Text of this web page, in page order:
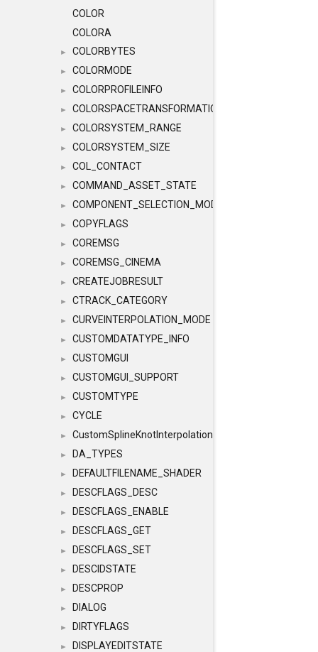
COLOR
COLORA
► COLORBYTES
► COLORMODE
► COLORPROFILEINFO
► COLORSPACETRANSFORMATION
► COLORSYSTEM_RANGE
► COLORSYSTEM_SIZE
► COL_CONTACT
► COMMAND_ASSET_STATE
► COMPONENT_SELECTION_MODES
► COPYFLAGS
► COREMSG
► COREMSG_CINEMA
► CREATEJOBRESULT
► CTRACK_CATEGORY
► CURVEINTERPOLATION_MODE
► CUSTOMDATATYPE_INFO
► CUSTOMGUI
► CUSTOMGUI_SUPPORT
► CUSTOMTYPE
► CYCLE
► CustomSplineKnotInterpolation
► DA_TYPES
► DEFAULTFILENAME_SHADER
► DESCFLAGS_DESC
► DESCFLAGS_ENABLE
► DESCFLAGS_GET
► DESCFLAGS_SET
► DESCIDSTATE
► DESCPROP
► DIALOG
► DIRTYFLAGS
► DISPLAYEDITSTATE